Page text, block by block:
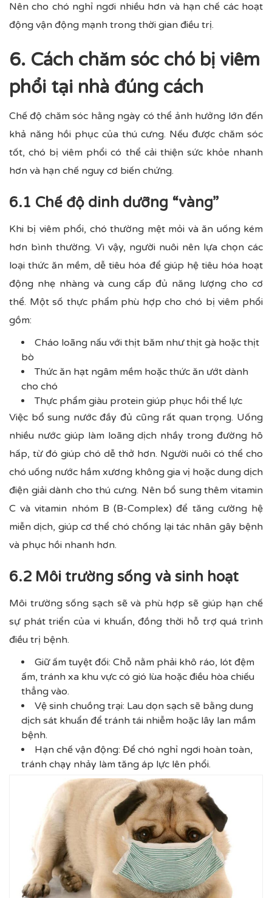
Nên cho chó nghỉ ngơi nhiều hơn và hạn chế các hoạt
động vận động mạnh trong thời gian điều trị.
6. Cách chăm sóc chó bị viêm
phổi tại nhà đúng cách
Chế độ chăm sóc hằng ngày có thể ảnh hưởng lớn đến
khả năng hồi phục của thú cưng. Nếu được chăm sóc
tốt, chó bị viêm phổi có thể cải thiện sức khỏe nhanh
hơn và hạn chế nguy cơ biến chứng.
6.1 Chế độ dinh dưỡng “vàng”
Khi bị viêm phổi, chó thường mệt mỏi và ăn uống kém
hơn bình thường. Vì vậy, người nuôi nên lựa chọn các
loại thức ăn mềm, dễ tiêu hóa để giúp hệ tiêu hóa hoạt
động nhẹ nhàng và cung cấp đủ năng lượng cho cơ
thể. Một số thực phẩm phù hợp cho chó bị viêm phổi
gồm:
Cháo loãng nấu với thịt băm như thịt gà hoặc thịt
bò
Thức ăn hạt ngâm mềm hoặc thức ăn ướt dành
cho chó
Thực phẩm giàu protein giúp phục hồi thể lực
Việc bổ sung nước đầy đủ cũng rất quan trọng. Uống
nhiều nước giúp làm loãng dịch nhầy trong đường hô
hấp, từ đó giúp chó dễ thở hơn. Người nuôi có thể cho
chó uống nước hầm xương không gia vị hoặc dung dịch
điện giải dành cho thú cưng. Nên bổ sung thêm vitamin
C và vitamin nhóm B (B-Complex) để tăng cường hệ
miễn dịch, giúp cơ thể chó chống lại tác nhân gây bệnh
và phục hồi nhanh hơn.
6.2 Môi trường sống và sinh hoạt
Môi trường sống sạch sẽ và phù hợp sẽ giúp hạn chế
sự phát triển của vi khuẩn, đồng thời hỗ trợ quá trình
điều trị bệnh.
Giữ ấm tuyệt đối: Chỗ nằm phải khô ráo, lót đệm
ấm, tránh xa khu vực có gió lùa hoặc điều hòa chiếu
thẳng vào.
Vệ sinh chuồng trại: Lau dọn sạch sẽ bằng dung
dịch sát khuẩn để tránh tái nhiễm hoặc lây lan mầm
bệnh.
Hạn chế vận động: Để chó nghỉ ngơi hoàn toàn,
tránh chạy nhảy làm tăng áp lực lên phổi.